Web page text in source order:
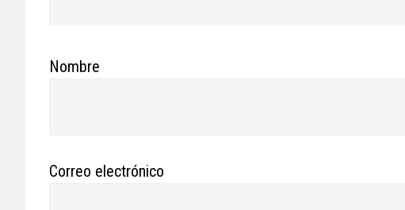
Nombre
Correo electrónico